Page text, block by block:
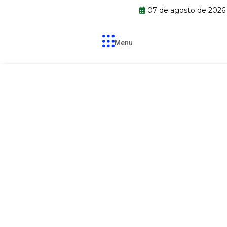
07 de agosto de 2026
Menu